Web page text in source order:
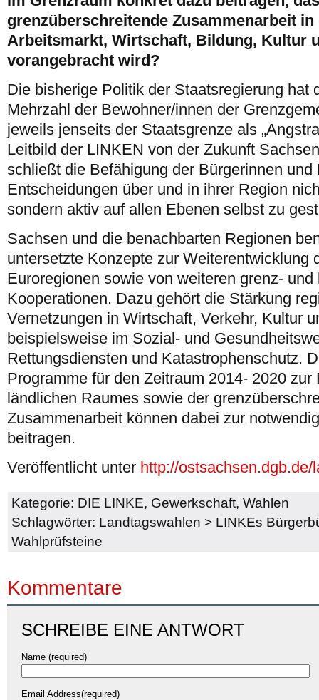
grenzüberschreitende Zusammenarbeit in
Arbeitsmarkt, Wirtschaft, Bildung, Kultur
vorangebracht wird?
Die bisherige Politik der Staatsregierung hat
Mehrzahl der Bewohner/innen der
jeweils jenseits der Staatsgrenze als
Leitbild der LINKEN von der Zukunft
schließt die Befähigung der Bürgerinnen
Entscheidungen über und in ihrer Region
sondern aktiv auf allen Ebenen selbst zu
Sachsen und die benachbarten Regionen
untersetzte Konzepte zur Weiterentwicklung
Euroregionen sowie von weiteren grenz-
Kooperationen. Dazu gehört die Stärkung
Vernetzungen in Wirtschaft, Verkehr, Kultur
beispielsweise im Sozial- und
Rettungsdiensten und Katastrophenschutz.
Programme für den Zeitraum 2014- 2020 zur
ländlichen Raumes sowie der
Zusammenarbeit können dabei zur
beitragen.
Veröffentlicht unter http://
Kategorie: DIE LINKE, Gewerkschaft, Wahlen
Schlagwörter: Landtagswahlen > LINKEs
Wahlprüfsteine
Kommentare
SCHREIBE EINE ANTWORT
Name (required)
Email Address(required)